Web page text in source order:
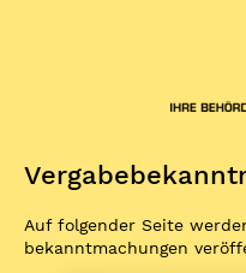
Auf folgender Seite
bekannt­machungen